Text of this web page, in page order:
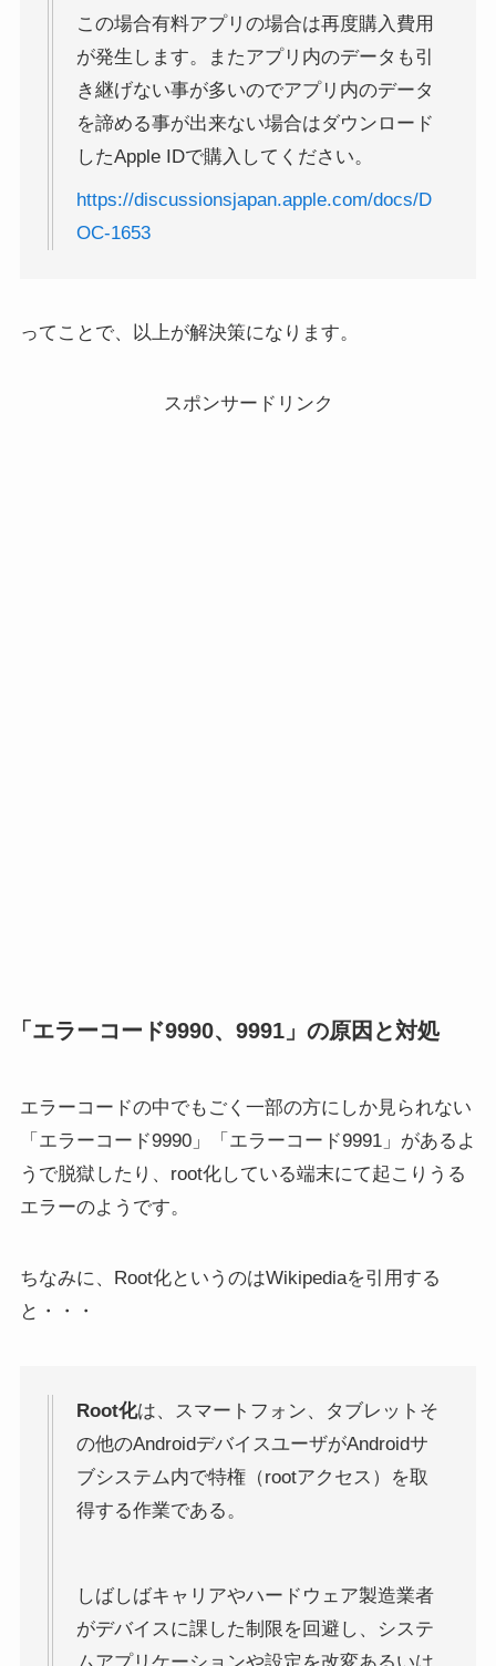
この場合有料アプリの場合は再度購入費用
が発生します。またアプリ内のデータも引
き継げない事が多いのでアプリ内のデータ
を諦める事が出来ない場合はダウンロード
したApple IDで購入してください。
https://discussionsjapan.apple.com/docs/D
OC-1653
ってことで、以上が解決策になります。
スポンサードリンク
「エラーコード9990、9991」の原因と対処
エラーコードの中でもごく一部の方にしか見られない
「エラーコード9990」「エラーコード9991」があるよ
うで脱獄したり、root化している端末にて起こりうる
エラーのようです。
ちなみに、Root化というのはWikipediaを引用する
と・・・
Root化は、スマートフォン、タブレットそ
の他のAndroidデバイスユーザがAndroidサ
ブシステム内で特権（rootアクセス）を取
得する作業である。
しばしばキャリアやハードウェア製造業者
がデバイスに課した制限を回避し、システ